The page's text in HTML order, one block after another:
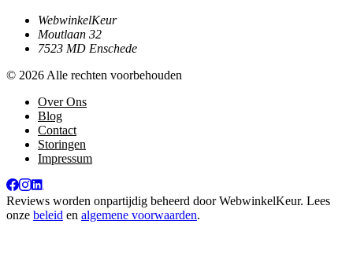
WebwinkelKeur
Moutlaan 32
7523 MD Enschede
© 2026 Alle rechten voorbehouden
Over Ons
Blog
Contact
Storingen
Impressum
Reviews worden onpartijdig beheerd doorWebwinkelKeur. Lees
onze beleid en algemene voorwaarden.